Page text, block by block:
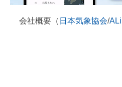
会社概要（ 日本気象協会/